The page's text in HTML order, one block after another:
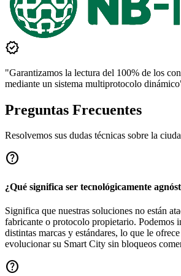
verified
"Garantizamos la lectura del 100% de los
mediante un sistema multiprotocolo
Preguntas Frecuentes
Resolvemos sus dudas técnicas sobre la
help
¿Qué significa ser tecnológicamente
Significa que nuestras soluciones no están
fabricante o protocolo propietario. Podemos
distintas marcas y estándares, lo que le
evolucionar su Smart City sin bloqueos
help